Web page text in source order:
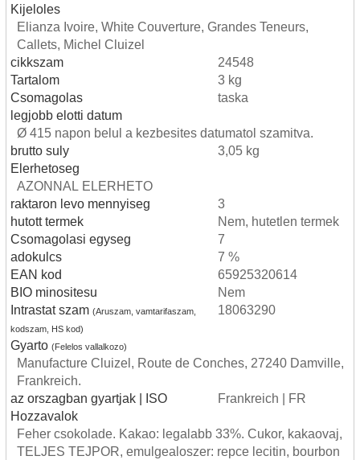
Kijeloles
Elianza Ivoire, White Couverture, Grandes Teneurs,
Callets, Michel Cluizel
cikkszam
24548
Tartalom
3 kg
Csomagolas
taska
legjobb elotti datum
Ø 415 napon belul a kezbesites datumatol szamitva.
brutto suly
3,05 kg
Elerhetoseg
AZONNAL ELERHETO
raktaron levo mennyiseg
3
hutott termek
Nem, hutetlen termek
Csomagolasi egyseg
7
adokulcs
7 %
EAN kod
65925320614
BIO minositesu
Nem
Intrastat szam (Aruszam, vamtarifaszam,
kodszam, HS kod)
18063290
Gyarto (Felelos vallalkozo)
Manufacture Cluizel, Route de Conches, 27240 Damville,
Frankreich.
az orszagban gyartjak | ISO
Frankreich | FR
Hozzavalok
Feher csokolade. Kakao: legalabb 33%. Cukor, kakaovaj,
TELJES TEJPOR, emulgealoszer: repce lecitin, bourbon